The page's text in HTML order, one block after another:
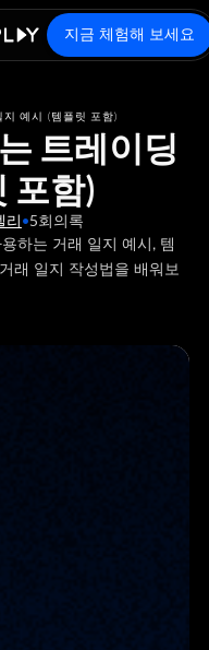
지금 체험해 보세요
예시 (템플릿 포함)
트레이딩
포함)
리•5회의록
하는 거래 일지 예시, 템
래 일지 작성법을 배워보